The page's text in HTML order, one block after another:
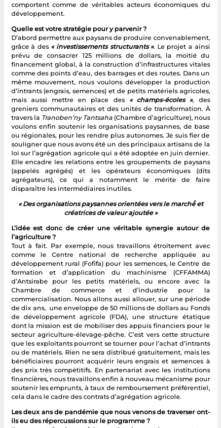
comportent comme de véritables acteurs économiques du
développement.
Quelle est votre stratégie pour y parvenir ?
D’abord permettre aux paysans de produire convenablement,
grâce à des « investissements structurants ». Le projet a ainsi
prévu de consacrer 125 millions de dollars, la moitié du
financement global, à la construction d’infrastructures vitales
comme des points d’eau, des barrages et des routes. Dans un
même mouvement, nous voulons développer la production
d’intrants (engrais, semences) et de petits matériels agricoles,
mais aussi mettre en place des « champs-écoles », des
greniers communautaires et des unités de transformation. À
travers la Tranoben’ny Tantsaha(Chambre d’agriculture), nous
voulons enfin soutenir les organisations paysannes, de base
ou régionales, pour les rendre plus autonomes. Je suis fier de
souligner que nous avons été un des principaux artisans de la
loi sur l’agrégation agricole qui a été adoptée en juin dernier.
Elle encadre les relations entre les groupements de paysans
(appelés agrégés) et les opérateurs économiques (dits
agrégateurs), ce qui a notamment le mérite de faire
disparaître les intermédiaires inutiles.
« Des organisations paysannes orientées vers le marché́ et
créatrices de valeur ajoutée »
L’idée est donc de créer une véritable synergie autour de
l’agriculture ?
Tout à fait. Par exemple, nous travaillons étroitement avec
comme le Centre national de recherche appliquée au
développement rural (Fofifa) pour les semences, le Centre de
formation et d’application du machinisme (CFFAMMA)
d’Antsirabe pour les petits matériels, ou encore avec la
Chambre de commerce et d’industrie pour la
commercialisation. Nous allons aussi allouer, sur une période
de dix ans, une enveloppe de 50 millions de dollars au Fonds
de développement agricole (FDA), une structure étatique
dont la mission est de mobiliser des appuis financiers pour le
secteur agriculture-élevage-pêche. C’est vers cette structure
que les exploitants pourront se tourner pour l’achat d’intrants
ou de matériels. Rien ne sera distribué gratuitement, mais les
bénéficiaires pourront acquérir leurs engrais et semences à
des prix très compétitifs. En partenariat avec les institutions
financières, nous travaillons enfin à nouveau mécanisme pour
soutenir les emprunts, à taux de remboursement préférentiel,
cela dans le cadre des contrats d’agrégation agricole.
Les deux ans de pandémie que nous venons de traverser ont-
ils eu des répercussions sur le programme ?